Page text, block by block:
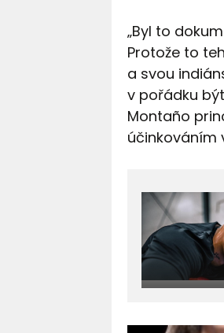
„Byl to
Protože to
a svou
v pořádku
Montaño
účinkováním